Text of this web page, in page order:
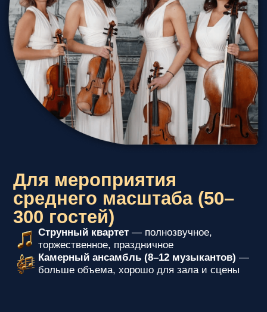
Для мероприятия
среднего масштаба (50–
300 гостей)
Струнный квартет— полнозвучное,
торжественное, праздничное